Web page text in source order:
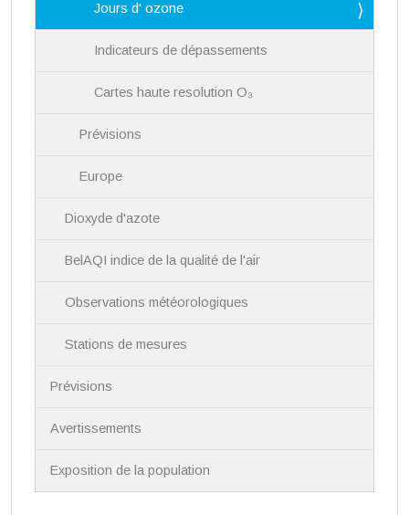
Jours d' ozone
Indicateurs de dépassements
Cartes haute resolution O₃
Prévisions
Europe
Dioxyde d'azote
BelAQI indice de la qualité de l'air
Observations météorologiques
Stations de mesures
Prévisions
Avertissements
Exposition de la population